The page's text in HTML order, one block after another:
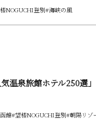
NOGUCHI登別#海峡の風
温泉旅館ホテル250選
館#望楼NOGUCHI登別#朝陽リゾ